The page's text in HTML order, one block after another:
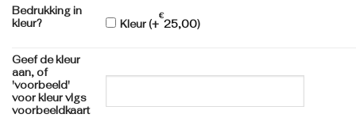
Bedrukking in
kleur?
Kleur (+
€
25,00)
Geef de kleur
aan, of
'voorbeeld'
voor kleur vlgs
voorbeeldkaart